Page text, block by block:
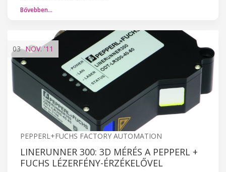
Bővebben…
03 NOV.'11
PEPPERL+FUCHS FACTORY AUTOMATION
LINERUNNER 300: 3D MÉRÉS A PEPPERL +
FUCHS LÉZERFÉNY-ÉRZÉKELŐVEL